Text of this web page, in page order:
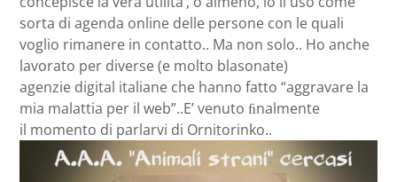
sorta di agenda online delle persone con le quali
voglio rimanere in contatto.. Ma non solo.. Ho anche
lavorato per diverse (e molto blasonate)
agenzie digital italiane che hanno fatto “aggravare la
mia malattia per il web”..E’ venuto ﬁnalmente
il momento di parlarvi di Ornitorinko..